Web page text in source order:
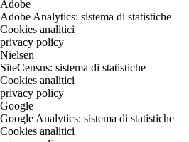
Adobe
Adobe Analytics: sistema di statistiche
Cookies analitici
privacy policy
Nielsen
SiteCensus: sistema di statistiche
Cookies analitici
privacy policy
Google
Google Analytics: sistema di statistiche
Cookies analitici